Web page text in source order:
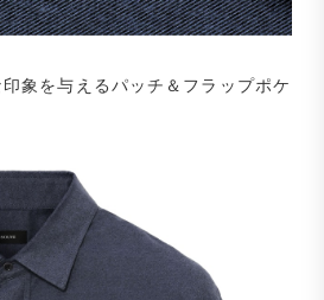
象を与えるパッチ＆フラップポケ